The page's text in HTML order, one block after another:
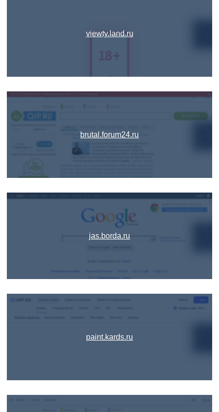
viewty.land.ru
brutal.forum24.ru
jas.borda.ru
paint.kards.ru